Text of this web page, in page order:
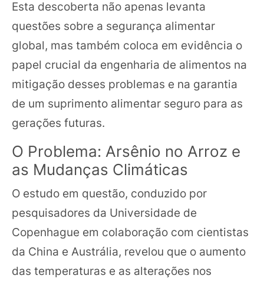
Esta descoberta não apenas levanta
questões sobre a segurança alimentar
global, mas também coloca em evidência o
papel crucial da engenharia de alimentos na
mitigação desses problemas e na garantia
de um suprimento alimentar seguro para as
gerações futuras.
O Problema: Arsênio no Arroz e
as Mudanças Climáticas
O estudo em questão, conduzido por
pesquisadores da Universidade de
Copenhague em colaboração com cientistas
da China e Austrália, revelou que o aumento
das temperaturas e as alterações nos